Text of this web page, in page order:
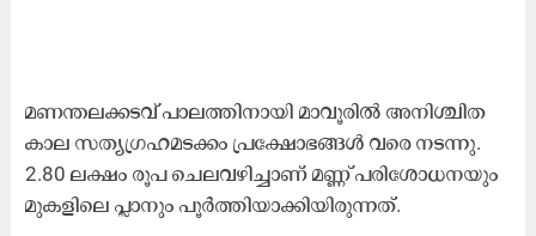
മ​ണ​ന്ത​ല​ക്ക​ട​വ് പാ​ല​ത്തി​നാ​യി മാ​വൂ​രി​ൽ അ​നി​ശ്ചി​ത​
കാ​ല സ​ത്യ​ഗ്ര​ഹ​മ​ട​ക്കം പ്ര​ക്ഷോ​ഭ​ങ്ങ​ൾ വ​രെ ന​ട​ന്നു.
2.80 ല​ക്ഷം രൂ​പ ചെ​ല​വ​ഴി​ച്ചാ​ണ് മ​ണ്ണ് പ​രി​ശോ​ധ​ന​യും
മു​ക​ളി​ലെ പ്ലാ​നും പൂ​ർ​ത്തി​യാ​ക്കി​യി​രു​ന്ന​ത്.